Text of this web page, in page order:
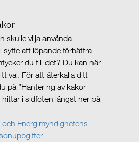
skulle vilja använda
syfte att löpande förbättra
du till det? Du kan när
val. För att återkalla ditt
på ”Hantering av kakor
i sidfoten längst ner på
Energimyndighetens